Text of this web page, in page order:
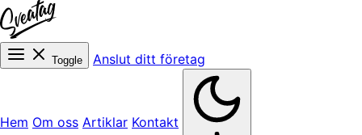
Toggle Anslut ditt företag
Hem Om oss Artiklar Kontakt